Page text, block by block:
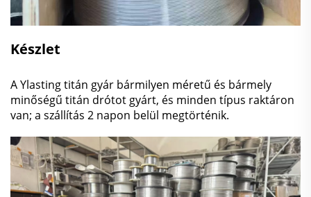
Készlet
A Ylasting titán gyár bármilyen méretű és bármely
minőségű titán drótot gyárt, és minden típus raktáron
van; a szállítás 2 napon belül megtörténik.